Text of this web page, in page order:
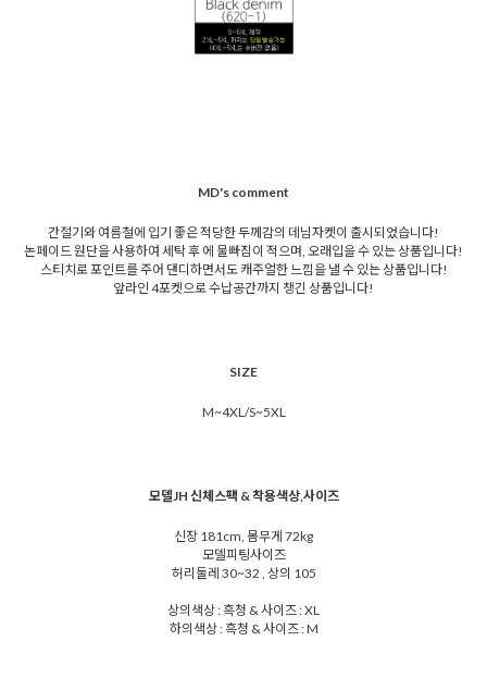
MD's comment
간절기와 여름철에 입기 좋은 적당한 두께감의 데님자켓이 출시되었습니다!
논페이드 원단을 사용하여 세탁 후 에 물빠짐이 적으며, 오래입을 수 있는 상품입니다!
스티치로 포인트를 주어 댄디하면서도 캐주얼한 느낌을 낼 수 있는 상품입니다!
앞라인 4포켓으로 수납공간까지 챙긴 상품입니다!
SIZE
M~4XL/S~5XL
모델JH 신체스팩 & 착용색상,사이즈
신장 181cm, 몸무게 72kg
모델피팅사이즈
허리둘레 30~32 , 상의 105
상의색상 : 흑청 & 사이즈 : XL
하의색상 : 흑청 & 사이즈 : M